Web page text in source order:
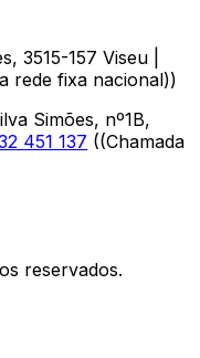
, 3515-157 Viseu
rede fixa nacional))
Simões, nº1B,
451 137 ((Chamada
reservados.